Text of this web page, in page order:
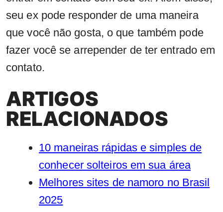
seu ex pode responder de uma maneira
que você não gosta, o que também pode
fazer você se arrepender de ter entrado em
contato.
ARTIGOS
RELACIONADOS
10 maneiras rápidas e simples de
conhecer solteiros em sua área
Melhores sites de namoro no Brasil
2025